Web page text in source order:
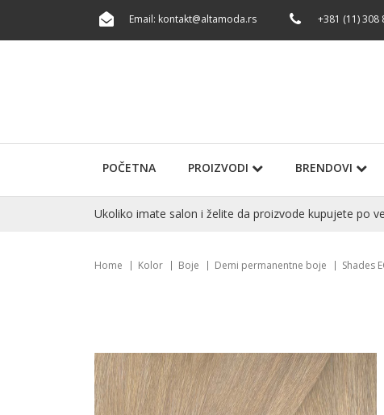
Email: kontakt@altamoda.rs +381 (11) 308
POČETNA PROIZVODI BRENDOVI
Ukoliko imate salon i želite da proizvode kupujete po
Home Kolor Boje Demi permanentne boje Shades